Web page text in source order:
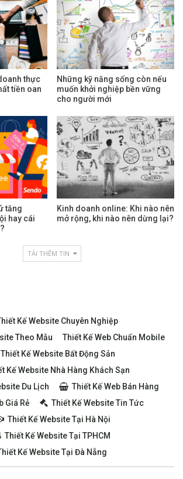
thực
tiền oan
Những kỹ năng sống còn nếu
muốn khởi nghiệp bền vững
cho người mới
tăng
hay cái
Kinh doanh online: Khi nào nên
mở rộng, khi nào nên dừng lại?
TẢI THÊM TIN
Kế Website Chuyên Nghiệp
Theo Mẫu
Thiết Kế Web Chuẩn Mobile
Thiết Kế Website Bất Động Sản
Kế Website Nhà Hàng Khách Sạn
Du Lịch
Thiết Kế Web Bán Hàng
Giá Rẻ
Thiết Kế Website Tin Tức
Thiết Kế Website Tại Hà Nội
Thiết Kế Website Tại TPHCM
Kế Website Tại Đà Nẵng